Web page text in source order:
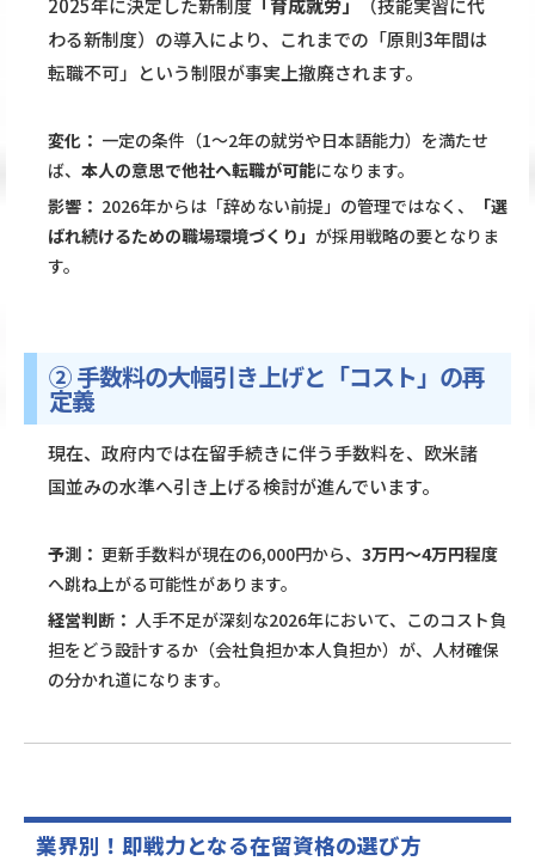
2025年に決定した新制度 「育成就労」
（技能実習に代
わる新制度）の導入により、これまでの「原則3年間は
転職不可」という制限が事実上撤廃されます。
変化： 一定の条件（1〜2年の就労や日本語能力）を満たせ
ば、 本人の意思で他社へ転職が可能になります。
影響： 2026年からは「辞めない前提」の管理ではなく、
「選
ばれ続けるための職場環境づくり」 が採用戦略の要となりま
す。
② 手数料の大幅引き上げと「コスト」の再
定義
現在、政府内では在留手続きに伴う手数料を、欧米諸
国並みの水準へ引き上げる検討が進んでいます。
予測： 更新手数料が現在の6,000円から、 3万円〜4万円程度
へ跳ね上がる可能性があります。
経営判断： 人手不足が深刻な2026年において、このコスト負
担をどう設計するか（会社負担か本人負担か）が、人材確保
の分かれ道になります。
業界別！即戦力となる在留資格の選び方